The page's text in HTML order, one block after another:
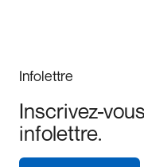
Infolettre
Inscrivez-
infolettre.